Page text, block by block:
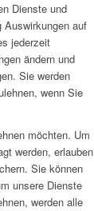
Dienste und
Auswirkungen auf
jederzeit
ändern und
Sie werden
wenn Sie
möchten. Um
werden, erlauben
Sie können
unsere Dienste
werden alle